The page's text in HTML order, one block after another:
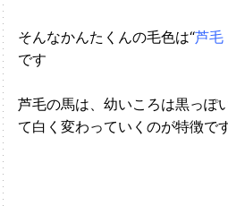
そんなかんたくんの毛色は“芦毛
です
芦毛の馬は、幼いころは黒っぽ
て白く変わっていくのが特徴で